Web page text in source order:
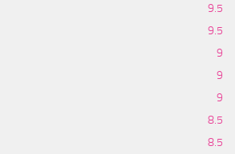
9.5
9.5
9
9
9
8.5
8.5